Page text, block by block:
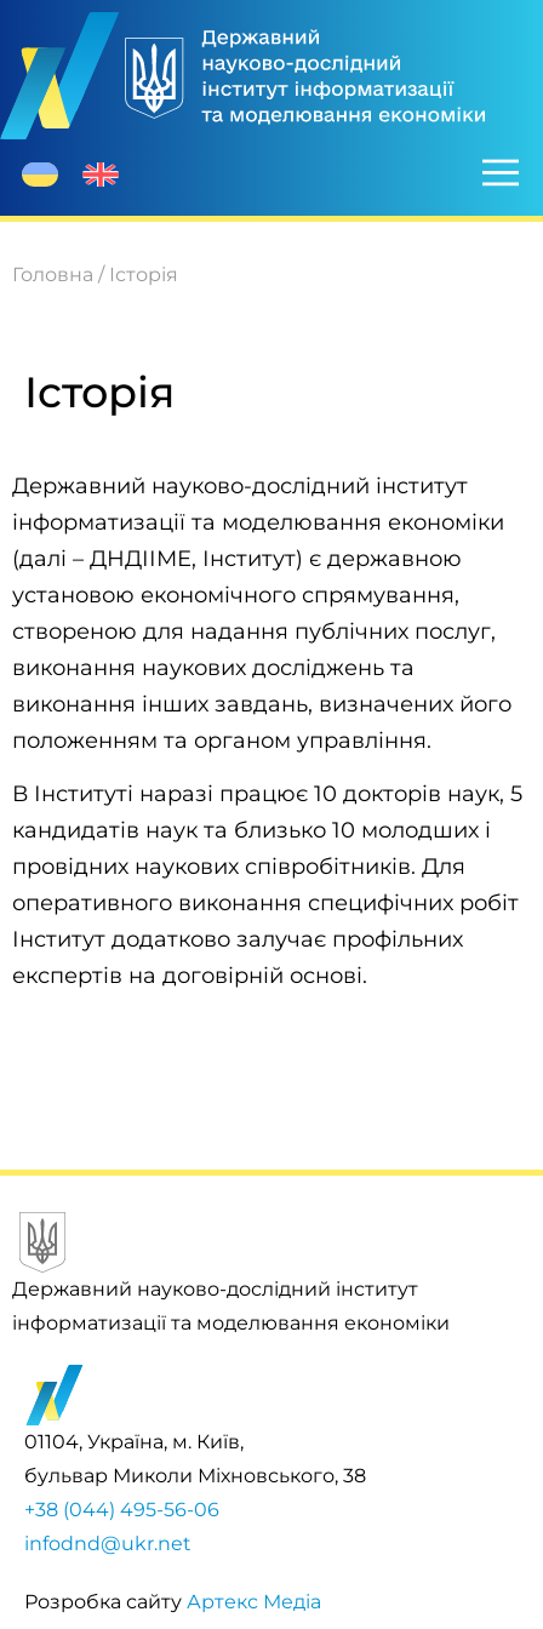
Головна / Історія
Історія
Державний науково-дослідний інститут
інформатизації та моделювання економіки
(далі – ДНДІІМЕ, Інститут) є державною
установою економічного спрямування,
створеною для надання публічних послуг,
виконання наукових досліджень та
виконання інших завдань, визначених його
положенням та органом управління.
В Інституті наразі працює 10 докторів наук, 5
кандидатів наук та близько 10 молодших і
провідних наукових співробітників. Для
оперативного виконання специфічних робіт
Інститут додатково залучає профільних
експертів на договірній основі.
Державний науково-дослідний інститут
інформатизації та моделювання економіки
01104, Україна, м. Київ,
бульвар Миколи Міхновського, 38
+38 (044) 495-56-06
infodnd@ukr.net
Розробка сайту Артекс Медіа